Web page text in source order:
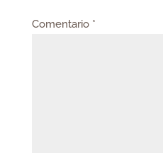
Comentario *